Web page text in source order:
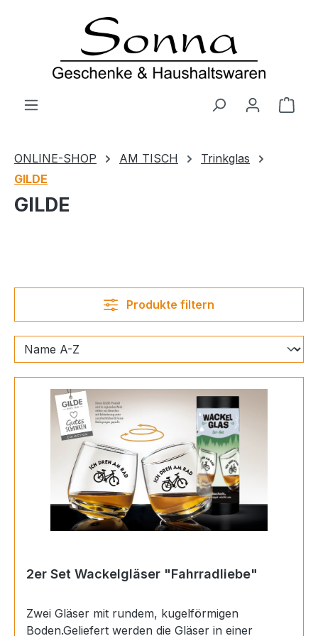
Zum Hauptinhalt springen
ONLINE-SHOP AM TISCH
Trinkglas
GILDE
GILDE
Produkte filtern
2er Set Wackelgläser "Fahrradliebe"
Zwei Gläser mit rundem, kugelförmigen
Boden.Geliefert werden die Gläser in einer